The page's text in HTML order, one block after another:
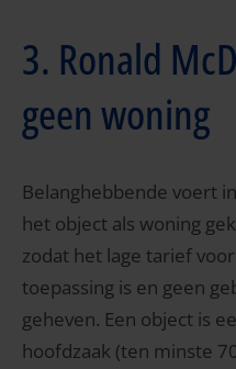
3. Ronald
geen woning
Belanghebbende voert in
het object als woning
zodat het lage tarief
toepassing is en geen
geheven. Een object is
hoofdzaak (ten minste